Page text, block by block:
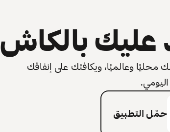
بالكاش
وعالميًا، ويكافئك على إنفاقك
اليومي.
حمّل التطبيق